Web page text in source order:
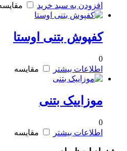
افزودن به سبد خرید
کفپوش بتنی اوستا
0
اطلاعات بیشتر
مقایسه
موزاییک بتنی
0
اطلاعات بیشتر
مقایسه